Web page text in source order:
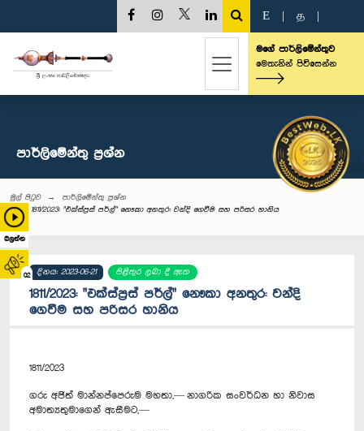
බලන්න
02
E த
මගේ පාර්ලිමේන්තුව
මෙතැනින් පිවිසෙන්න
පාර්ලි‌මේන්තු‌ ප්‍රශ්න
මුල් පිටුව
පාර්ලි‌මේන්තු‌ ප්‍රශ්න
1811/2023: "එක්ස්ප්‍රස් පර්ල්" නෞකා අනතුර: වන්දි ගෙවීම සහ පරිසර හානිය
දිනය: 2023-06-21 පිළිතුර ලබා දී ඇත
1811/2023: "එක්ස්ප්‍රස් පර්ල්" නෞකා අනතුර: වන්දි
ගෙවීම සහ පරිසර හානිය
1811/2023
ගරු අජිත් මාන්නප්පෙරුම මහතා,— නාගරික සංවර්ධන හා නිවාස
අමාත්‍යතුමාගෙන් ඇසීමට,—